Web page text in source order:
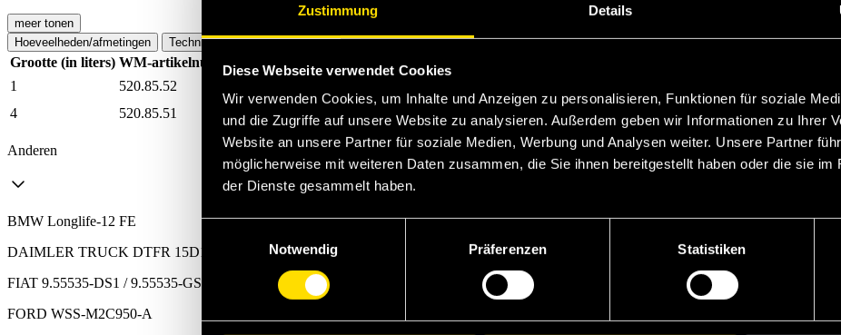
Zustimmung Details
Diese Webseite verwendet Cookies
Wir verwenden Cookies, um Inhalte und Anzeigen zu personalisieren, Funktionen für soziale
und die Zugriffe auf unsere Website zu analysieren. Außerdem geben wir Informationen zu Ihrer
Website an unsere Partner für soziale Medien, Werbung und Analysen weiter. Unsere Partner
möglicherweise mit weiteren Daten zusammen, die Sie ihnen bereitgestellt haben oder die sie im
der Dienste gesammelt haben.
Notwendig
Präferenzen Statistiken
meer tonen
Hoeveelheden/afmetingen
Technische gegevens
Grootte (in liters) WM-artikelnummer Artikelnummer
Naar WM winkel
1
520.85.52
4
520.85.51 0060030010040
Anderen
BMW Longlife-12 FE
DAIMLER TRUCK DTFR 15D100
FIAT 9.55535-DS1 / 9.55535-GS1
FORD WSS-M2C950-A